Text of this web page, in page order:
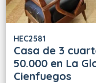
HEC2581
Casa de 3
50.000 en La
Cienfuegos